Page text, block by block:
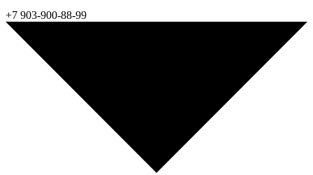
+7 903-900-88-99